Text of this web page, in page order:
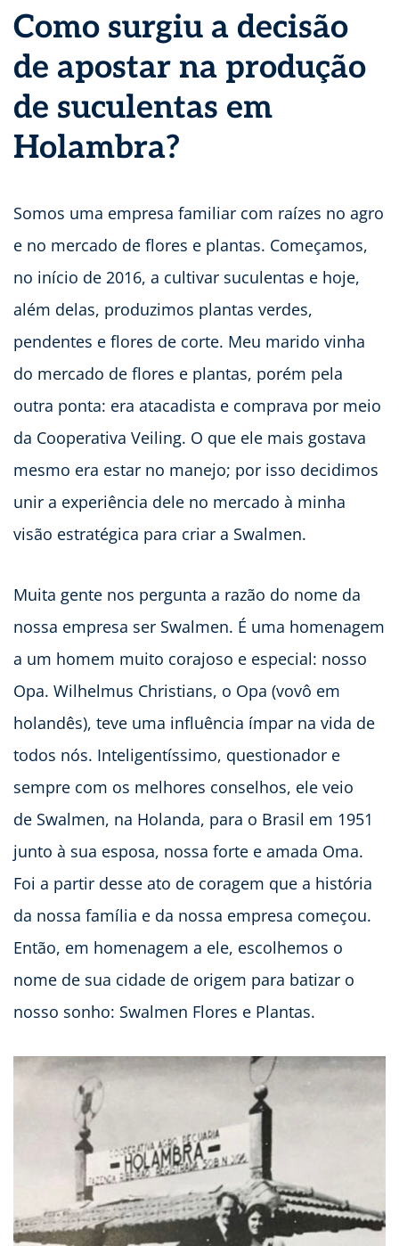
Como surgiu a decisão
de apostar na produção
de suculentas em
Holambra?
Somos uma empresa familiar com raízes no agro
e no mercado de flores e plantas. Começamos,
no início de 2016, a cultivar suculentas e hoje,
além delas, produzimos plantas verdes,
pendentes e flores de corte. Meu marido vinha
do mercado de flores e plantas, porém pela
outra ponta: era atacadista e comprava por meio
da Cooperativa Veiling. O que ele mais gostava
mesmo era estar no manejo; por isso decidimos
unir a experiência dele no mercado à minha
visão estratégica para criar a Swalmen.
Muita gente nos pergunta a razão do nome da
nossa empresa ser Swalmen. É uma homenagem
a um homem muito corajoso e especial: nosso
Opa. Wilhelmus Christians, o Opa (vovô em
holandês), teve uma influência ímpar na vida de
todos nós. Inteligentíssimo, questionador e
sempre com os melhores conselhos, ele veio
de Swalmen, na Holanda, para o Brasil em 1951
junto à sua esposa, nossa forte e amada Oma.
Foi a partir desse ato de coragem que a história
da nossa família e da nossa empresa começou.
Então, em homenagem a ele, escolhemos o
nome de sua cidade de origem para batizar o
nosso sonho: Swalmen Flores e Plantas.